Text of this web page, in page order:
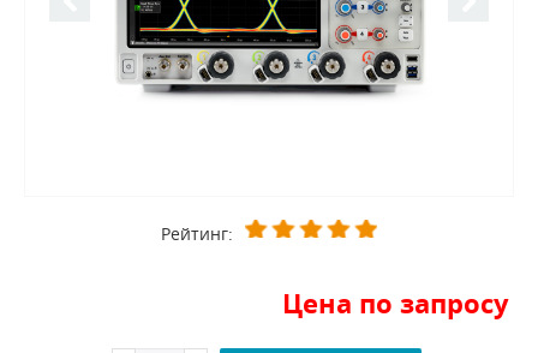
Рейтинг:
Цена по запросу